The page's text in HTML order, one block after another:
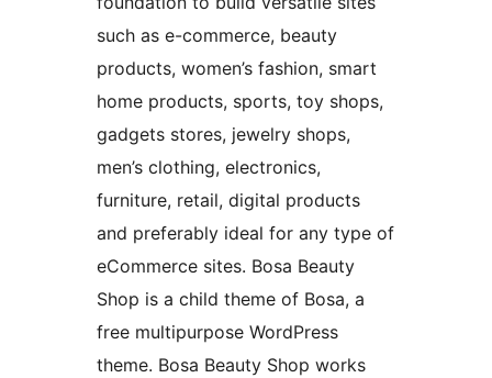
such as e-commerce, beauty
products, women’s fashion, smart
home products, sports, toy shops,
gadgets stores, jewelry shops,
men’s clothing, electronics,
furniture, retail, digital products
and preferably ideal for any type of
eCommerce sites. Bosa Beauty
Shop is a child theme of Bosa, a
free multipurpose WordPress
theme. Bosa Beauty Shop works